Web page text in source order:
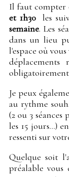
Il faut compter
et 1h30les
semaine. Les
dans un lieu
l'espace où
déplacements
obligatoirement
Je peux
au rythme
(2 ou 3 séances
les 15 jours...)
ressenti sur
Quelque soit
préalable vous